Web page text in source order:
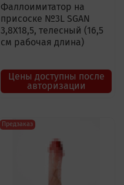
Фаллоимитатор на
присоске №3L SGAN
3,8X18,5, телесный (16,5
см рабочая длина)
Цены доступны после
авторизации
Предзаказ